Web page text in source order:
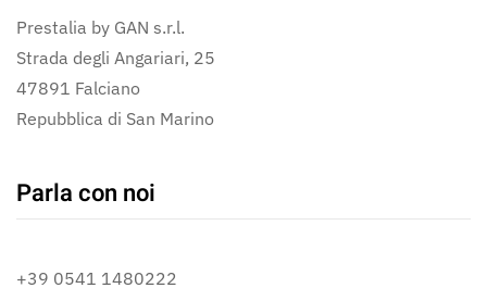
Prestalia by GAN s.r.l.
Strada degli Angariari, 25
47891 Falciano
Repubblica di San Marino
Parla con noi
+39 0541 1480222